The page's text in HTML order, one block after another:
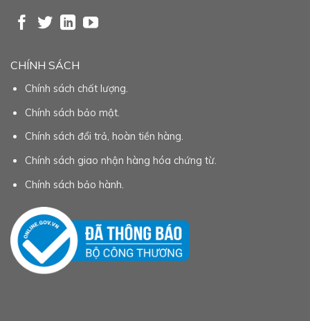
CHÍNH SÁCH
Chính sách chất lượng.
Chính sách bảo mật.
Chính sách đổi trả, hoàn tiền hàng.
Chính sách giao nhận hàng hóa chứng từ.
Chính sách bảo hành.